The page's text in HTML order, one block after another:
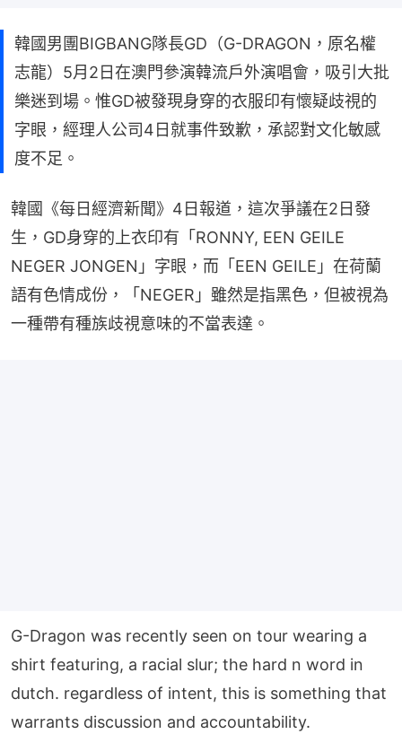
韓國男團BIGBANG隊長GD（G-DRAGON，原名權
志龍）5月2日在澳門參演韓流戶外演唱會，吸引大批
樂迷到場。惟GD被發現身穿的衣服印有懷疑歧視的
字眼，經理人公司4日就事件致歉，承認對文化敏感
度不足。
韓國《每日經濟新聞》4日報道，這次爭議在2日發
生，GD身穿的上衣印有「RONNY, EEN GEILE
NEGER JONGEN」字眼，而「EEN GEILE」在荷蘭
語有色情成份，「NEGER」雖然是指黑色，但被視為
一種帶有種族歧視意味的不當表達。
G-Dragon was recently seen on tour wearing a
shirt featuring, a racial slur; the hard n word in
dutch. regardless of intent, this is something that
warrants discussion and accountability.